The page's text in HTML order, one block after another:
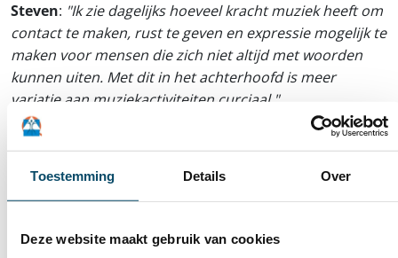
Toestemming Details Over
Deze website maakt gebruik van cookies
Steven: "Ik zie dagelijks hoeveel kracht muziek heeft om
contact te maken, rust te geven en expressie mogelijk te
maken voor mensen die zich niet altijd met woorden
kunnen uiten. Met dit in het achterhoofd is meer
variatie aan muziekactiviteiten curciaal."
Ik zie dagelijks hoeveel kracht muziek heeft
om contact te maken, rust te geven en
Steven Wuyts, Muziekbegeleider Sterrenhuis